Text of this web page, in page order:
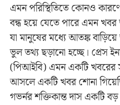
এমন পরিস্থিতিতে কোনও কারণে
বন্ধ হয়ে যেতে পারে এমন
যা মানুষের মধ্যে আতঙ্ক
ভুল তথ্য ছড়ানো হচ্ছে। প্রেস
(পিআইবি) এমন একটি খবরের
আসলে একটি খবর শোনা
গভর্নর শক্তিকান্ত দাস একটি